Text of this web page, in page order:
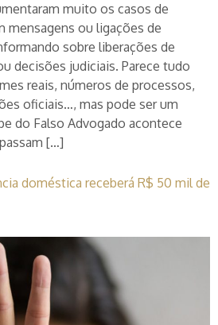
muito os casos de
mensagens ou ligações de
sobre liberações de
decisões judiciais. Parece tudo
reais, números de processos,
oficiais…, mas pode ser um
do Falso Advogado acontece
[…]
doméstica receberá R$ 50 mil de